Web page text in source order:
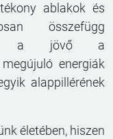
ablakok és
összefügg
a jövő a
energiák
alappillérének
életében, hiszen